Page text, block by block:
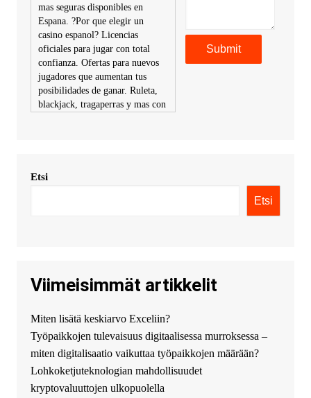
mas seguras disponibles en
Espana. ?Por que elegir un
casino espanol? Licencias
oficiales para jugar con total
confianza. Ofertas para nuevos
jugadores que aumentan tus
posibilidades de ganar. Ruleta,
blackjack, tragaperras y mas con
KimonicRisse :
купить хавал джулиан -
http://jolion-ufa1.ru/
Появился вопрос про срочно
взять деньги? Предлагаем
безопасный источник
финансовой помощи. Вы
можете получить
финансирование в долг без
Etsi
Etsi
Viimeisimmät artikkelit
Miten lisätä keskiarvo Exceliin?
Työpaikkojen tulevaisuus digitaalisessa murroksessa –
miten digitalisaatio vaikuttaa työpaikkojen määrään?
Lohkoketjuteknologian mahdollisuudet
kryptovaluuttojen ulkopuolella